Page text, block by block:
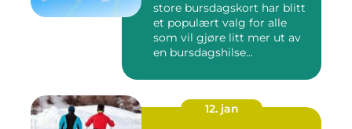
store bursdagskort har blitt
et populært valg for alle
som vil gjøre litt mer ut av
en bursdagshilse...
12. jan